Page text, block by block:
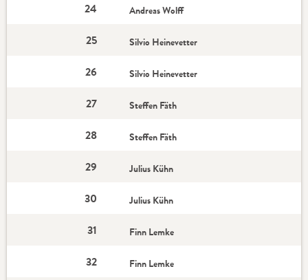
24 Andreas Wolff
25 Silvio Heinevetter
26 Silvio Heinevetter
27 Steffen Fäth
28 Steffen Fäth
29 Julius Kühn
30 Julius Kühn
31 Finn Lemke
32 Finn Lemke